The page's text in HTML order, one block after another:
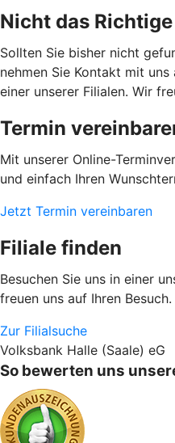
Nicht das
Sollten Sie bisher nicht
nehmen Sie Kontakt mit
einer unserer Filialen. Wir
Termin
Mit unserer Online-
und einfach Ihren
Jetzt Termin vereinbaren
Filiale finden
Besuchen Sie uns in einer
freuen uns auf Ihren Besuch.
Zur Filialsuche
Volksbank Halle (Saale) eG
So bewerten uns